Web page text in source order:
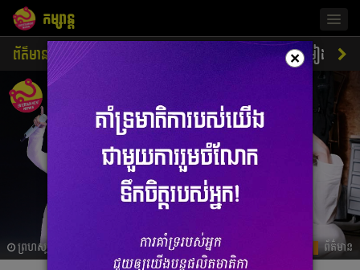
កម្សាន្ត
ព័ត៌មាន ជីវិតតារា ចម្រៀង
ព្រហស្បតិ៍, 7 កក្កដា 2022 04:45 ព័ត៌មាន
×